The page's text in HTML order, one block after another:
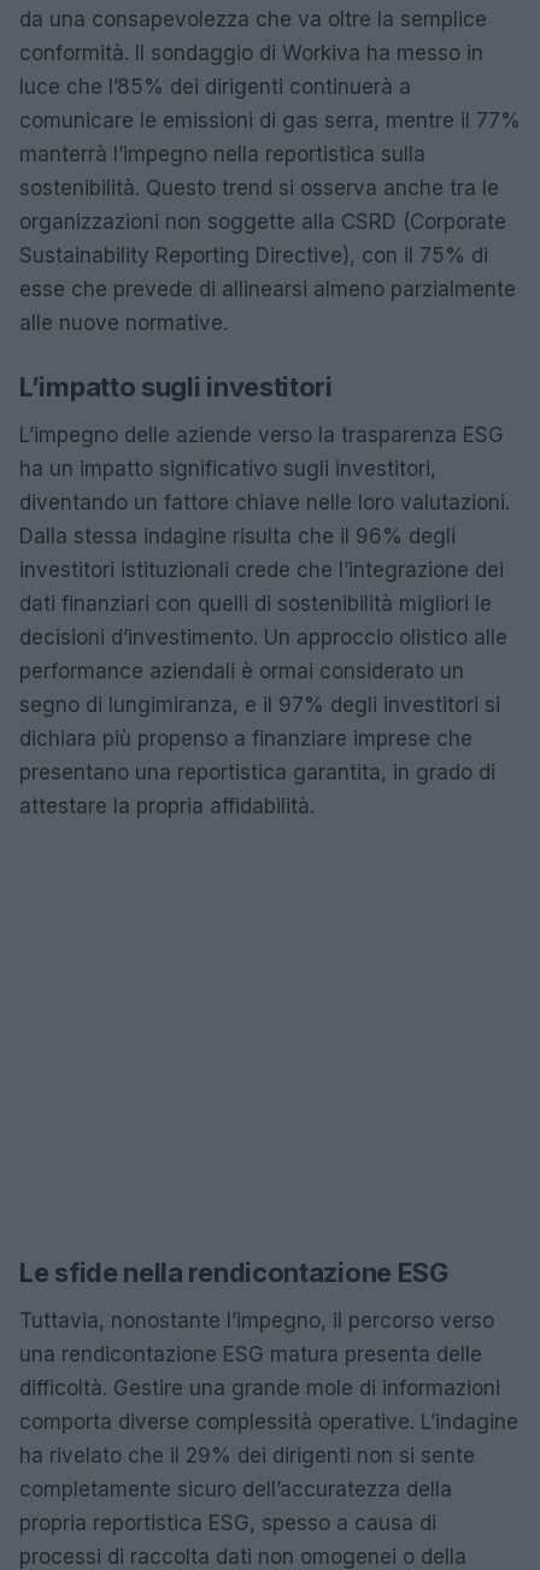
da una consapevolezza che va oltre la semplice
conformità. Il sondaggio di Workiva ha messo in
luce che l’85% dei dirigenti continuerà a
comunicare le emissioni di gas serra, mentre il 77%
manterrà l’impegno nella reportistica sulla
sostenibilità. Questo trend si osserva anche tra le
organizzazioni non soggette alla CSRD (Corporate
Sustainability Reporting Directive), con il 75% di
esse che prevede di allinearsi almeno parzialmente
alle nuove normative.
L’impatto sugli investitori
L’impegno delle aziende verso la trasparenza ESG
ha un impatto significativo sugli investitori,
diventando un fattore chiave nelle loro valutazioni.
Dalla stessa indagine risulta che il 96% degli
investitori istituzionali crede che l’integrazione dei
dati finanziari con quelli di sostenibilità migliori le
decisioni d’investimento. Un approccio olistico alle
performance aziendali è ormai considerato un
segno di lungimiranza, e il 97% degli investitori si
dichiara più propenso a finanziare imprese che
presentano una reportistica garantita, in grado di
attestare la propria affidabilità.
Le sfide nella rendicontazione ESG
Tuttavia, nonostante l’impegno, il percorso verso
una rendicontazione ESG matura presenta delle
difficoltà. Gestire una grande mole di informazioni
comporta diverse complessità operative. L’indagine
ha rivelato che il 29% dei dirigenti non si sente
completamente sicuro dell’accuratezza della
propria reportistica ESG, spesso a causa di
processi di raccolta dati non omogenei o della